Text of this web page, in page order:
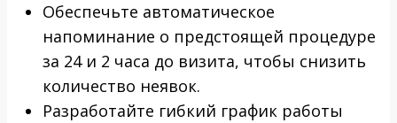
Обеспечьте автоматическое
напоминание о предстоящей процедуре
за 24 и 2 часа до визита, чтобы снизить
количество неявок.
Разработайте гибкий график работы